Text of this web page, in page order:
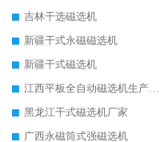
吉林干选磁选机
新疆干式永磁磁选机
新疆干式磁选机
江西平板全自动磁选机生产厂家
黑龙江干式磁选机厂家
广西永磁筒式强磁选机